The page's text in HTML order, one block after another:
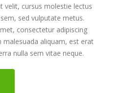
velit, cursus molestie lectus
sed vulputate metus.
consectetur adipiscing
malesuada aliquam, est erat
nulla sem vitae neque.